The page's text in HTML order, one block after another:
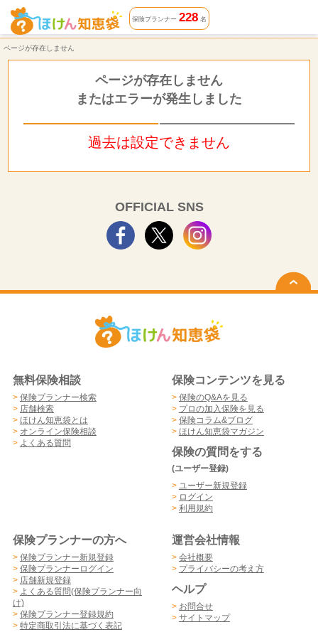
ページが存在しません | ほけん知恵袋
保険プランナー 228名
ページが存在しません
ページが存在しません
またはエラーが発生しました
過去は設定できません
OFFICIAL SNS
無料保険相談
> 保険プランナー検索
> 店舗検索
> ほけん知恵袋とは
> オンライン保険相談
> よくある質問
保険コンテンツを見る
> 保険のQ&Aを見る
> プロの加入保険を見る
> 保険コラム&ブログ
> ほけん知恵袋マガジン
保険の質問をする
(ユーザー登録)
> ユーザー新規登録
> ログイン
> 利用規約
保険プランナーの方へ
> 保険プランナー新規登録
> 保険プランナーログイン
> 店舗新規登録
> よくある質問(保険プランナー向
け)
> 保険プランナー登録規約
> 特定商取引法に基づく表記
運営会社情報
> 会社概要
> プライバシーの考え方
ヘルプ
> お問合せ
> サイトマップ